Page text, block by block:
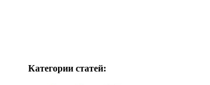
Категории статей: